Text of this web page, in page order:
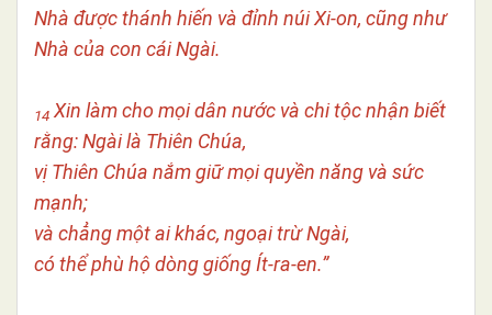
Nhà được thánh hiến và đỉnh núi Xi-on, cũng như
Nhà của con cái Ngài.
14 Xin làm cho mọi dân nước và chi tộc nhận biết
rằng: Ngài là Thiên Chúa,
vị Thiên Chúa nắm giữ mọi quyền năng và sức
mạnh;
và chẳng một ai khác, ngoại trừ Ngài,
có thể phù hộ dòng giống Ít-ra-en.”